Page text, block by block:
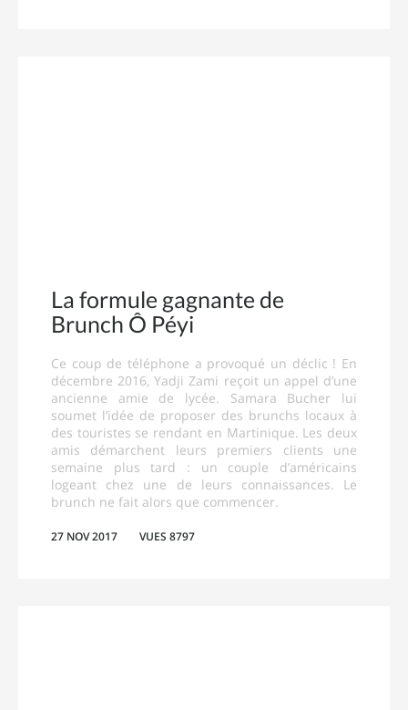
La formule gagnante de
Brunch Ô Péyi
Ce coup de téléphone a provoqué un déclic ! En
décembre 2016, Yadji Zami reçoit un appel d’une
ancienne amie de lycée. Samara Bucher lui
soumet l’idée de proposer des brunchs locaux à
des touristes se rendant en Martinique. Les deux
amis démarchent leurs premiers clients une
semaine plus tard : un couple d’américains
logeant chez une de leurs connaissances. Le
brunch ne fait alors que commencer.
27 NOV 2017 VUES 8797